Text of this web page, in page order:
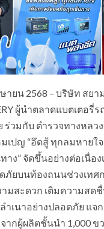
ษายน 2568 – บริษัท สยา
ผู้นำตลาดแบตเตอรี่
ร่วมกับ ตำรวจทางหลว
เปญ “อึดสู้ ทุกลมหายใจ
ง” จัดขึ้นอย่างต่อเนื่อง
ภัยบนท้องถนนช่วงเทศ
มสะดวก เติมความสด
ำเนาอย่างปลอดภัย แจ
ากผู้ผลิตชั้นนำ 1,000 ข